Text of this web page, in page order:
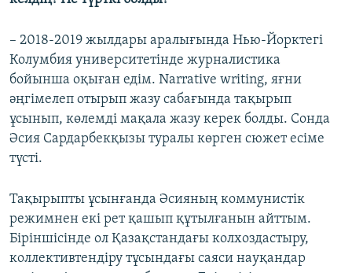
– 2018-2019 жылдары аралығында Нью-Йорктегі
Колумбия университетінде журналистика
бойынша оқыған едім. Narrative writing, яғни
әңгімелеп отырып жазу сабағында тақырып
ұсынып, көлемді мақала жазу керек болды. Сонда
Әсия Сардарбекқызы туралы көрген сюжет есіме
түсті.
Тақырыпты ұсынғанда Әсияның коммунистік
режимнен екі рет қашып құтылғанын айттым.
Біріншісінде ол Қазақстандағы колхоздастыру,
коллективтендіру тұсындағы саяси науқандар